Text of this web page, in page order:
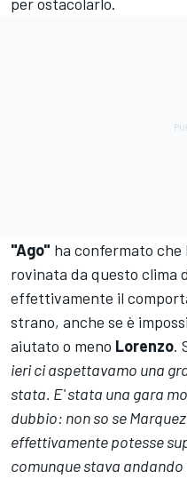
"Ago" ha confermato che
rovinata da questo clima
effettivamente il
strano, anche se è
aiutato o meno Lorenzo.
ieri ci aspettavamo una
stata. E' stata una gara
dubbio: non so se
effettivamente potesse
comunque stava